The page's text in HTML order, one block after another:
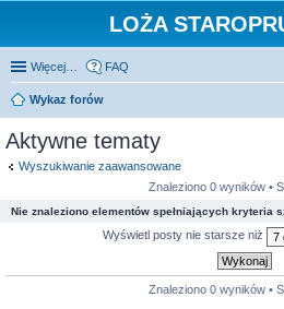
LOŻA
Więcej… FAQ
Wykaz forów
Aktywne tematy
Wyszukiwanie zaawansowane
Znaleziono 0 wyników •
Nie znaleziono elementów spełniających kryteria
Wyświetl posty nie starsze niż
Znaleziono 0 wyników •